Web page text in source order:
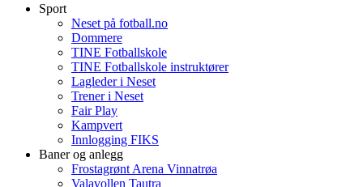
Sport
Neset på fotball.no
Dommere
TINE Fotballskole
TINE Fotballskole instruktører
Lagleder i Neset
Trener i Neset
Fair Play
Kampvert
Innlogging FIKS
Baner og anlegg
Frostagrønt Arena Vinnatrøa
Valavollen Tautra